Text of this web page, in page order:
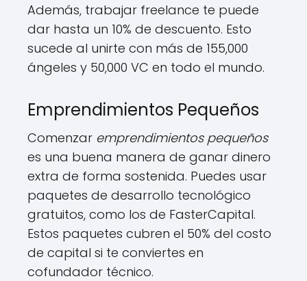
Además, trabajar freelance te puede
dar hasta un 10% de descuento. Esto
sucede al unirte con más de 155,000
ángeles y 50,000 VC en todo el mundo.
Emprendimientos Pequeños
Comenzar emprendimientos pequeños
es una buena manera de ganar dinero
extra de forma sostenida. Puedes usar
paquetes de desarrollo tecnológico
gratuitos, como los de FasterCapital.
Estos paquetes cubren el 50% del costo
de capital si te conviertes en
cofundador técnico.